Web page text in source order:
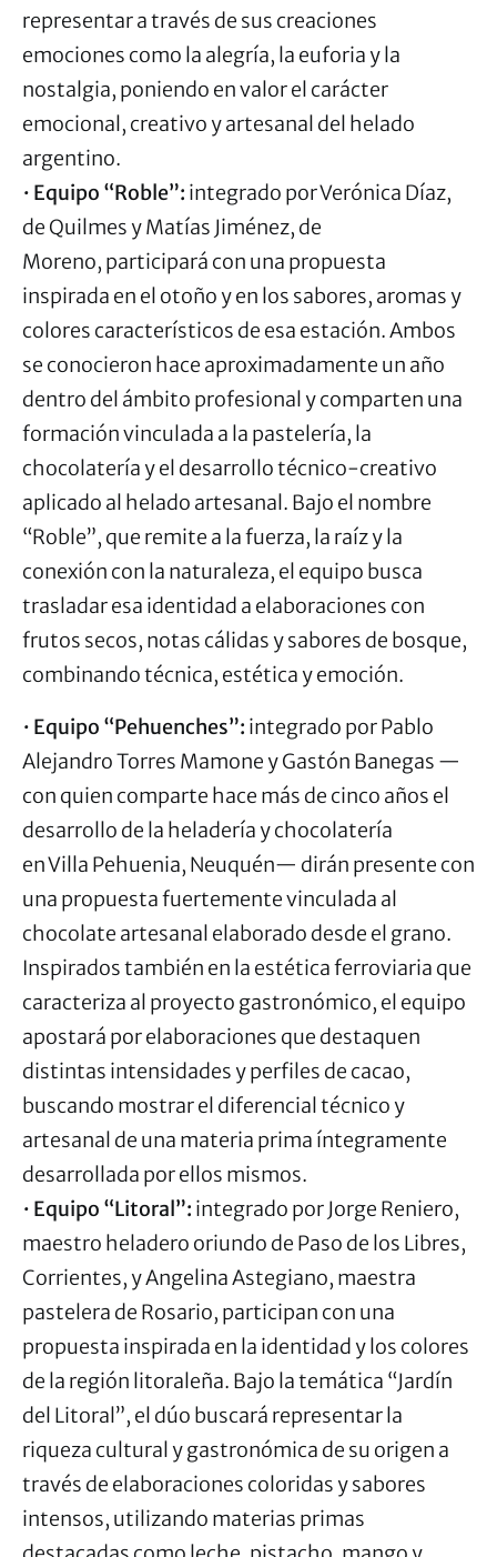
representar a través de sus creaciones
emociones como la alegría, la euforia y la
nostalgia, poniendo en valor el carácter
emocional, creativo y artesanal del helado
argentino.
• Equipo “Roble”: integrado por Verónica Díaz,
de Quilmes y Matías Jiménez, de
Moreno, participará con una propuesta
inspirada en el otoño y en los sabores, aromas y
colores característicos de esa estación. Ambos
se conocieron hace aproximadamente un año
dentro del ámbito profesional y comparten una
formación vinculada a la pastelería, la
chocolatería y el desarrollo técnico-creativo
aplicado al helado artesanal. Bajo el nombre
“Roble”, que remite a la fuerza, la raíz y la
conexión con la naturaleza, el equipo busca
trasladar esa identidad a elaboraciones con
frutos secos, notas cálidas y sabores de bosque,
combinando técnica, estética y emoción.
• Equipo “Pehuenches”: integrado por Pablo
Alejandro Torres Mamone y Gastón Banegas —
con quien comparte hace más de cinco años el
desarrollo de la heladería y chocolatería
en Villa Pehuenia, Neuquén— dirán presente con
una propuesta fuertemente vinculada al
chocolate artesanal elaborado desde el grano.
Inspirados también en la estética ferroviaria que
caracteriza al proyecto gastronómico, el equipo
apostará por elaboraciones que destaquen
distintas intensidades y perfiles de cacao,
buscando mostrar el diferencial técnico y
artesanal de una materia prima íntegramente
desarrollada por ellos mismos.
• Equipo “Litoral”: integrado por Jorge Reniero,
maestro heladero oriundo de Paso de los Libres,
Corrientes, y Angelina Astegiano, maestra
pastelera de Rosario, participan con una
propuesta inspirada en la identidad y los colores
de la región litoraleña. Bajo la temática “Jardín
del Litoral”, el dúo buscará representar la
riqueza cultural y gastronómica de su origen a
través de elaboraciones coloridas y sabores
intensos, utilizando materias primas